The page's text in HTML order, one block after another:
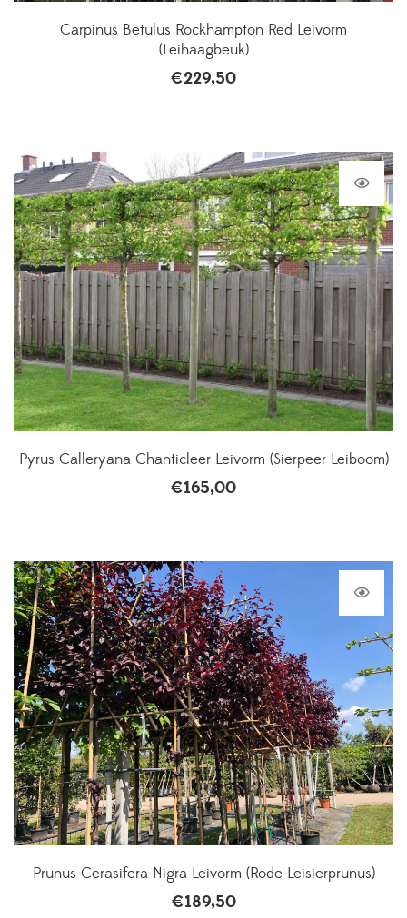
Carpinus Betulus Rockhampton Red Leivorm
(Leihaagbeuk)
€229,50
Pyrus Calleryana Chanticleer Leivorm (Sierpeer Leiboom)
€165,00
Prunus Cerasifera Nigra Leivorm (Rode Leisierprunus)
€189,50